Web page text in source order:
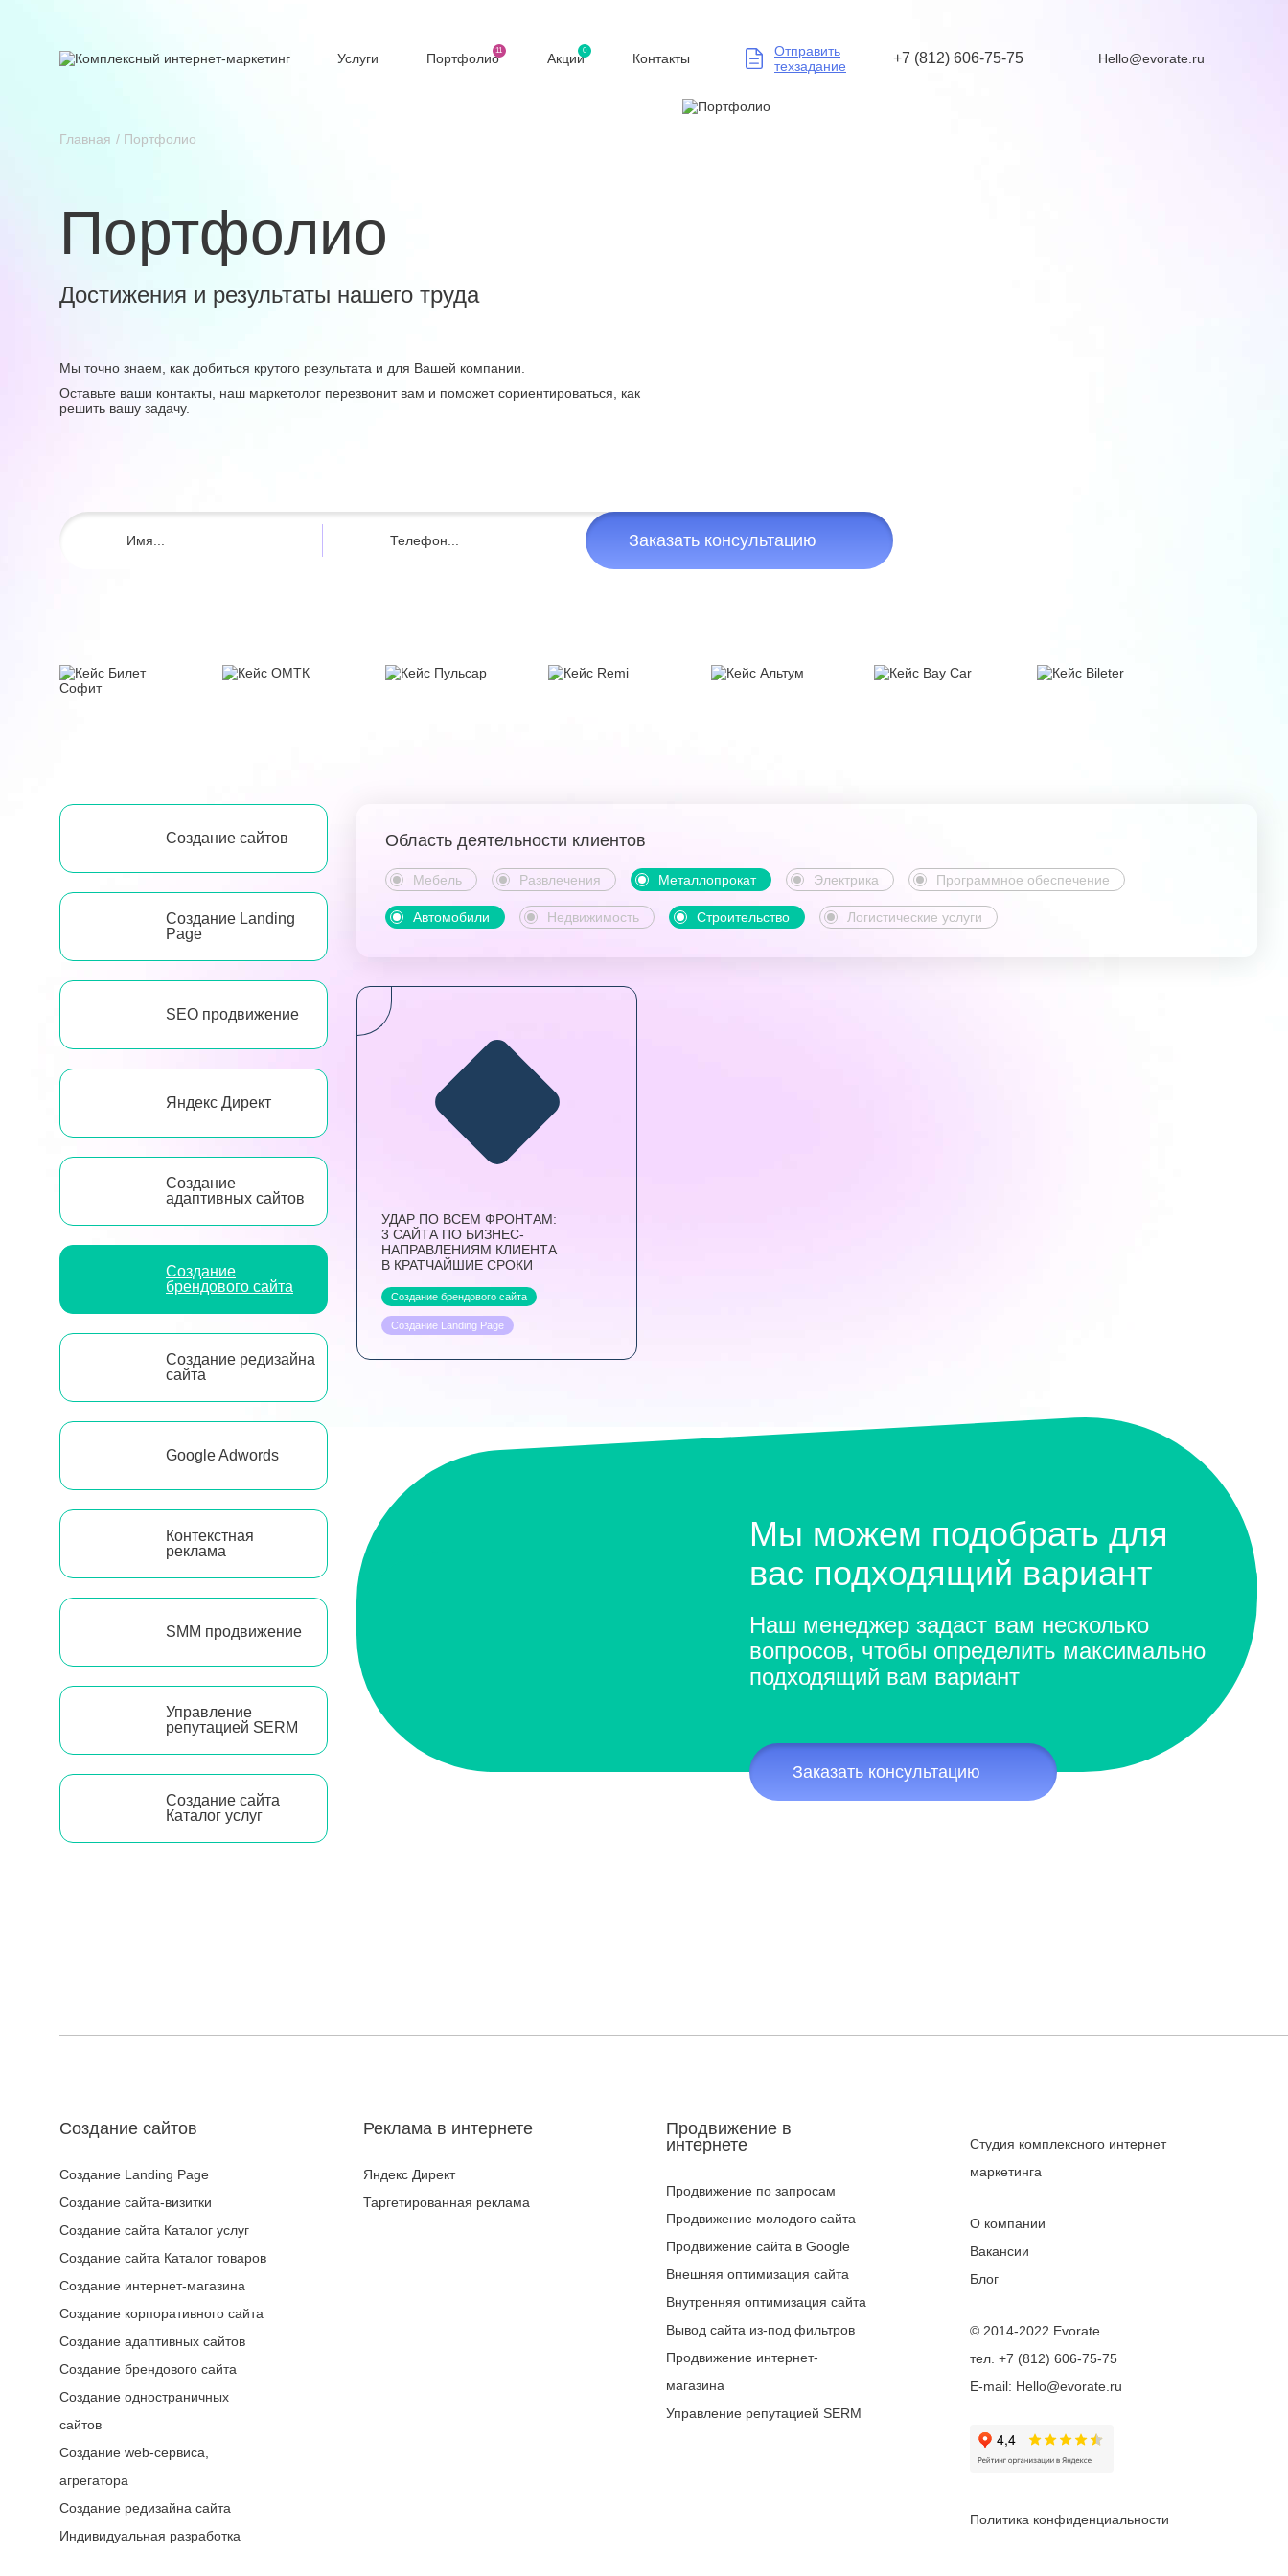
Услуги Портфолио
11
Акции
0
Контакты
Отправить
техзадание
+7 (812) 606-75-75 Hello@evorate.ru
Главная Портфолио
Портфолио
Достижения и результаты нашего труда
Мы точно знаем, как добиться крутого результата и для Вашей компании.
Оставьте ваши контакты, наш маркетолог перезвонит вам и поможет сориентироваться, как
решить вашу задачу.
Заказать консультацию
Создание сайтов
Создание Landing
Page
SEO продвижение
Яндекс Директ
Создание
адаптивных сайтов
Создание
брендового сайта
Создание редизайна
сайта
Google Adwords
Контекстная
реклама
SMM продвижение
Управление
репутацией SERM
Создание сайта
Каталог услуг
Область деятельности клиентов
Мебель Развлечения Металлопрокат Электрика Программное обеспечение
Автомобили Недвижимость Строительство Логистические услуги
УДАР ПО ВСЕМ ФРОНТАМ:
3 САЙТА ПО БИЗНЕС-
НАПРАВЛЕНИЯМ КЛИЕНТА
В КРАТЧАЙШИЕ СРОКИ
Создание брендового сайта
Создание Landing Page
Мы можем подобрать для
вас подходящий вариант
Наш менеджер задаст вам несколько
вопросов, чтобы определить максимально
подходящий вам вариант
Заказать консультацию
Создание сайтов
Создание Landing Page
Создание сайта-визитки
Создание сайта Каталог услуг
Создание сайта Каталог товаров
Создание интернет-магазина
Создание корпоративного сайта
Создание адаптивных сайтов
Создание брендового сайта
Создание одностраничных
сайтов
Создание web-сервиса,
агрегатора
Создание редизайна сайта
Индивидуальная разработка
Реклама в интернете
Яндекс Директ
Таргетированная реклама
Продвижение в
интернете
Продвижение по запросам
Продвижение молодого сайта
Продвижение сайта в Google
Внешняя оптимизация сайта
Внутренняя оптимизация сайта
Вывод сайта из-под фильтров
Продвижение интернет-
магазина
Управление репутацией SERM
Студия комплексного интернет
маркетинга
О компании
Вакансии
Блог
© 2014-2022 Evorate
тел. +7 (812) 606-75-75
E-mail: Hello@evorate.ru
Политика конфиденциальности